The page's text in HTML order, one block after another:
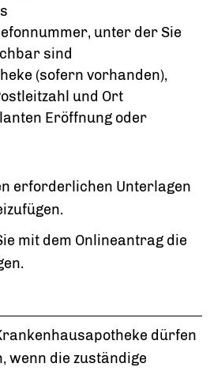
unter der Sie
sind
(sofern vorhanden),
und Ort
Eröffnung oder
erforderlichen Unterlagen
mit dem Onlineantrag die
dürfen
wenn die zuständige